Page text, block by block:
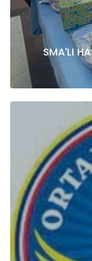
SMA'LI